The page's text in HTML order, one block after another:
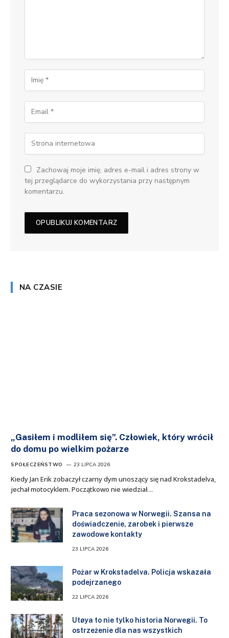
Zachowaj moje imię, adres e-mail i adres strony w
tej przeglądarce do wykorzystania przy następnym
komentarzu.
NA CZASIE
„Gasiłem i modliłem się”. Człowiek, który wrócił
do domu po wielkim pożarze
SPOŁECZEŃSTWO 23 LIPCA 2026
Kiedy Jan Erik zobaczył czarny dym unoszący się nad Krokstadelva,
jechał motocyklem. Początkowo nie wiedział…
Praca sezonowa w Norwegii. Szansa na
doświadczenie, zarobek i pierwsze
zawodowe kontakty
23 LIPCA 2026
Pożar w Krokstadelva. Policja wskazała
podejrzanego
22 LIPCA 2026
Utøya to nie tylko historia Norwegii. To
ostrzeżenie dla nas wszystkich